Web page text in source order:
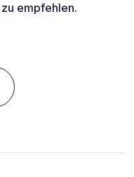
empfehlen.